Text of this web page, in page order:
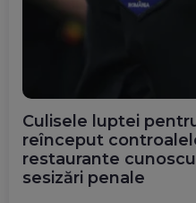
Culisele luptei
reînceput
restaurante
sesizări penale